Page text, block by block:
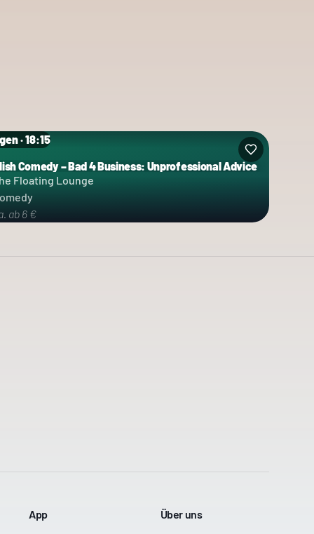
· 18:15
Comedy – Bad 4 Business: Unprofessional Advice
Floating Lounge
ab 6 €
Comedy
App Über uns